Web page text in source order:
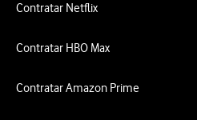
Contratar Netflix
Contratar HBO Max
Contratar Amazon Prime